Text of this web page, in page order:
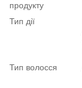
продукту
Тип дії
Тип волосся